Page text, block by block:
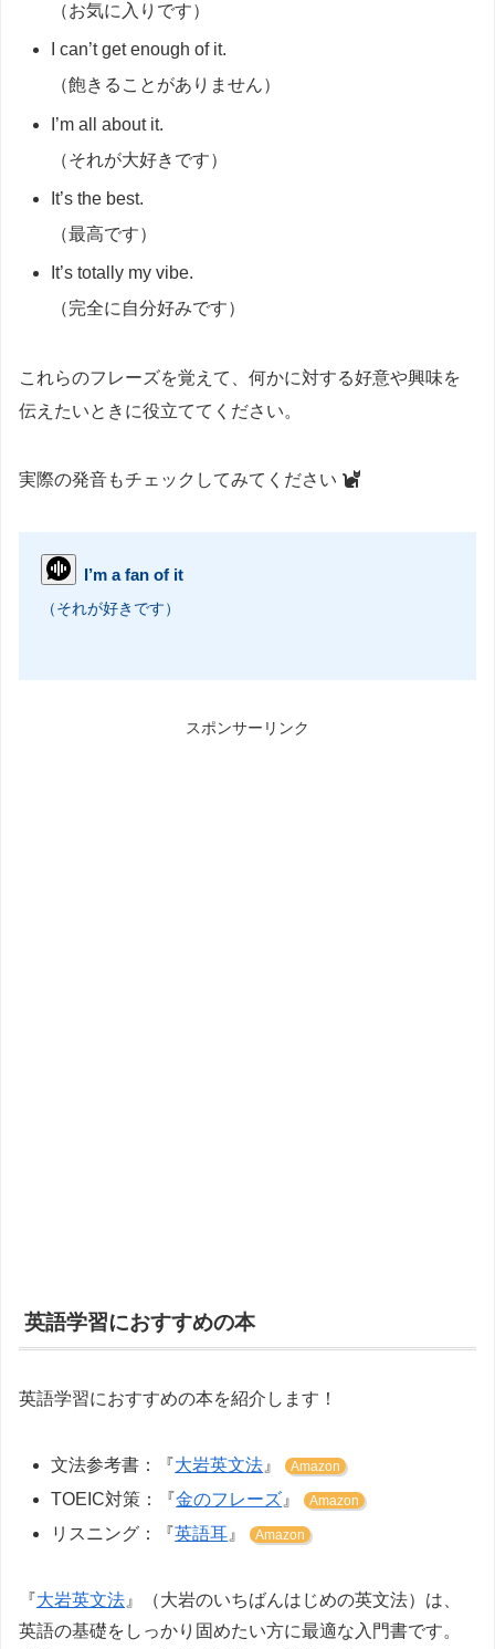
（お気に入りです）
I can’t get enough of it.
（飽きることがありません）
I’m all about it.
（それが大好きです）
It’s the best.
（最高です）
It’s totally my vibe.
（完全に自分好みです）
これらのフレーズを覚えて、何かに対する好意や興味を
伝えたいときに役立ててください。
実際の発音もチェックしてみてください
I’m a fan of it
（それが好きです）
スポンサーリンク
英語学習におすすめの本
英語学習におすすめの本を紹介します！
文法参考書：『大岩英文法 』 Amazon
TOEIC対策：『金のフレーズ 』 Amazon
リスニング：『英語耳 』 Amazon
『大岩英文法 』（大岩のいちばんはじめの英文法）は、
英語の基礎をしっかり固めたい方に最適な入門書です。